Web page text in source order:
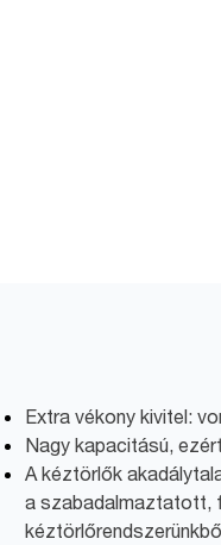
Extra vékony kivitel:
Nagy kapacitású,
A kéztörlők
a szabadalmaztatott,